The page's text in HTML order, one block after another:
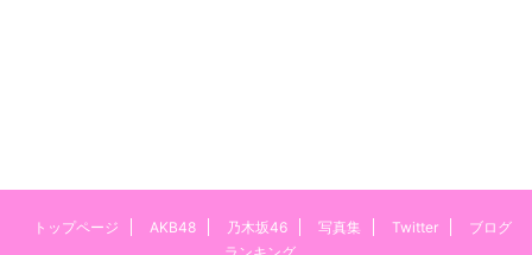
トップページ AKB48 乃木坂46 写真集 Twitter
ブログ